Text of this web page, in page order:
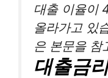
대출 이율이
올라가고 있
은 본문을 참
대출금